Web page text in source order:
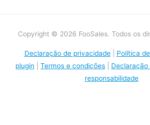
Copyright © 2026 FooSales. Todos os
Declaração de privacidade| Política
plugin
Termos e condições
responsabilidade